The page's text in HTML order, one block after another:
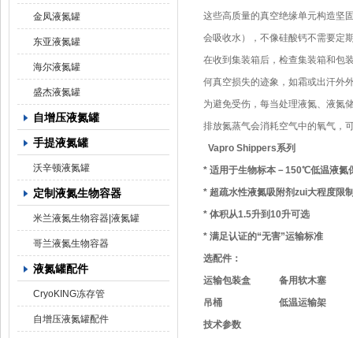
金凤液氮罐
东亚液氮罐
海尔液氮罐
盛杰液氮罐
自增压液氮罐
手提液氮罐
沃辛顿液氮罐
定制液氮生物容器
米兰液氮生物容器|液氮罐
哥兰液氮生物容器
液氮罐配件
CryoKING冻存管
自增压液氮罐配件
这些高质量的真空绝缘单元构造坚
会吸收水），不像硅酸钙不需要定
在收到集装箱后，检查集装箱和包
何真空损失的迹象，如霜或出汗外
为避免受伤，每当处理液氮、液氮
排放氮蒸气会消耗空气中的氧气，
Vapro Shippers系列
* 适用于生物标本－150℃低温液氮
* 超疏水性液氮吸附剂zui大程度限
* 体积从1.5升到10升可选
* 满足认证的“无害”运输标准
选配件：
运输包装盒 备用软木塞
吊桶 低温运输架
技术参数